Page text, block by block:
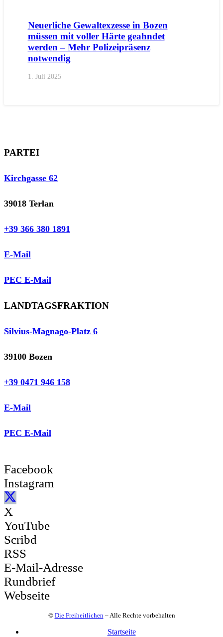
Neuerliche Gewaltexzesse in Bozen
müssen mit voller Härte geahndet
werden – Mehr Polizeipräsenz
notwendig
1. Juli 2025
PARTEI
Kirchgasse 62
39018 Terlan
+39 366 380 1891
E-Mail
PEC E-Mail
LANDTAGSFRAKTION
Silvius-Magnago-Platz 6
39100 Bozen
+39 0471 946 158
E-Mail
PEC E-Mail
Facebook
Instagram
X
YouTube
Scribd
RSS
E-Mail-Adresse
Rundbrief
Webseite
© Die Freiheitlichen – Alle Rechte vorbehalten
Startseite